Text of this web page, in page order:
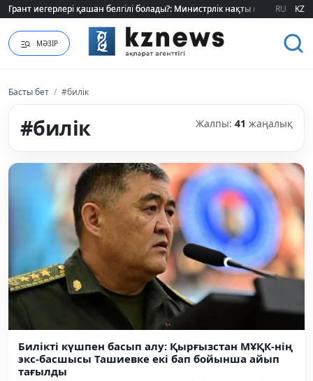
RU KZ
МӘЗІР
Басты бет / #билік
#билік Жалпы: 41 жаңалық
Билікті күшпен басып алу: Қырғызстан МҰҚК-нің
экс-басшысы Ташиевке екі бап бойынша айып
тағылды